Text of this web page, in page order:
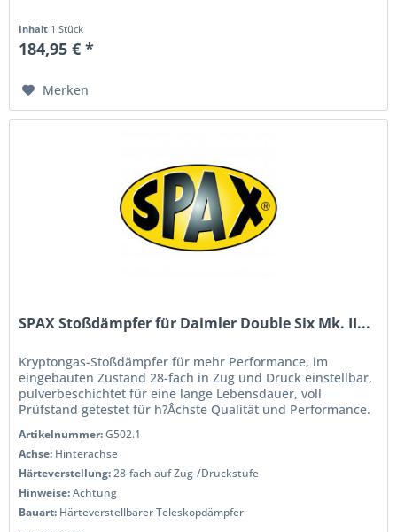
Inhalt 1 Stück
184,95 € *
Merken
SPAX Stoßdämpfer für Daimler Double Six Mk. II...
Kryptongas-Stoßdämpfer für mehr Performance, im
eingebauten Zustand 28-fach in Zug und Druck einstellbar,
pulverbeschichtet für eine lange Lebensdauer, voll
Prüfstand getestet für h?Âchste Qualität und Performance.
Artikelnummer:G502.1
Achse: Hinterachse
Härteverstellung:28-fach auf Zug-/Druckstufe
Hinweise:Achtung
Bauart: Härteverstellbarer Teleskopdämpfer